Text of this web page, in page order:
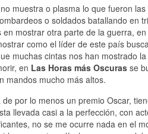
muestra o plasma lo que fueron
o soldados batallando en
mostrar otra parte de la guerra,
como el líder de este país
muchas cintas nos han mostrado
en Las Horas más Oscuras se
mandos mucho más altos.
por lo menos un premio Oscar,
llevada casi a la perfección, con
no se me ocurre nada en el